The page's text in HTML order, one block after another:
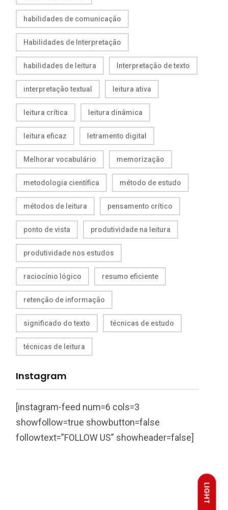
LIGHT
habilidades de comunicação
Habilidades de Interpretação
habilidades de leitura Interpretação de texto
interpretação textual leitura ativa
leitura crítica leitura dinâmica
leitura eficaz letramento digital
Melhorar vocabulário memorização
metodologia científica método de estudo
métodos de leitura pensamento crítico
ponto de vista produtividade na leitura
produtividade nos estudos
raciocínio lógico resumo eficiente
retenção de informação
significado do texto técnicas de estudo
técnicas de leitura
Instagram
[instagram-feed num=6 cols=3
showfollow=true showbutton=false
followtext=”FOLLOW US” showheader=false]